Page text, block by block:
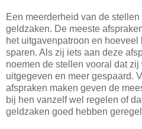
Een meerderheid van de
geldzaken. De meeste
het uitgavenpatroon en
sparen. Als zij iets aan deze
noemen de stellen vooral dat
uitgegeven en meer gespaard.
afspraken maken geven de
bij hen vanzelf wel regelen of
geldzaken goed hebben